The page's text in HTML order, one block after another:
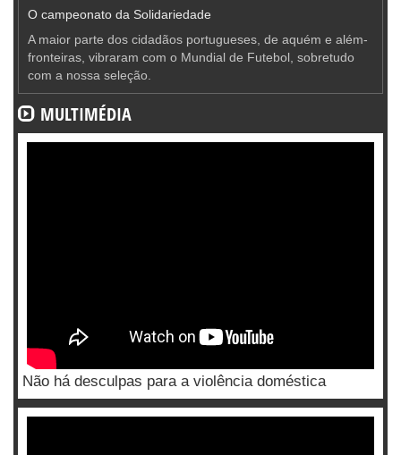
O campeonato da Solidariedade
A maior parte dos cidadãos portugueses, de aquém e além-
fronteiras, vibraram com o Mundial de Futebol, sobretudo
com a nossa seleção.
MULTIMÉDIA
Não há desculpas para a violência doméstica